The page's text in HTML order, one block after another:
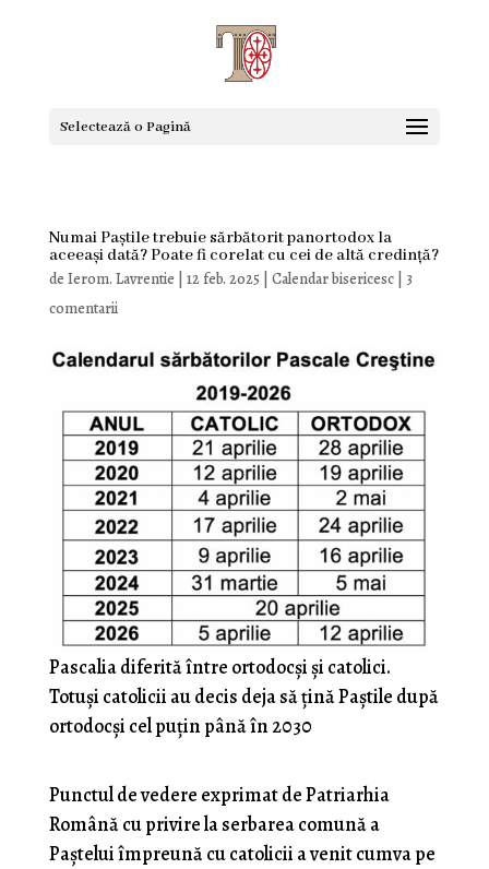
Selectează o Pagină
Numai Paștile trebuie sărbătorit panortodox la
aceeași dată? Poate fi corelat cu cei de altă credință?
de Ierom. Lavrentie 12 feb. 2025| Calendar bisericesc| 3
comentarii
Pascalia diferită între ortodocși și catolici.
Totuși catolicii au decis deja să țină Paștile după
ortodocși cel puțin până în 2030
Punctul de vedere exprimat de Patriarhia
Română cu privire la serbarea comună a
Paștelui împreună cu catolicii a venit cumva pe